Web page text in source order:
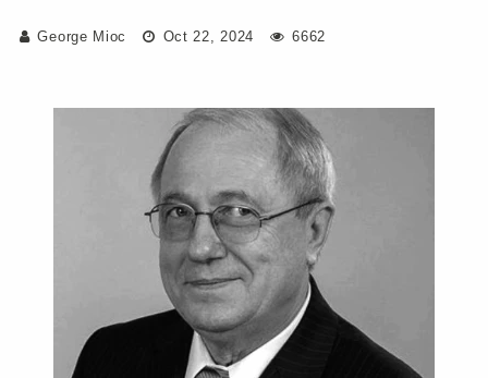
George Mioc Oct 22, 2024 6662